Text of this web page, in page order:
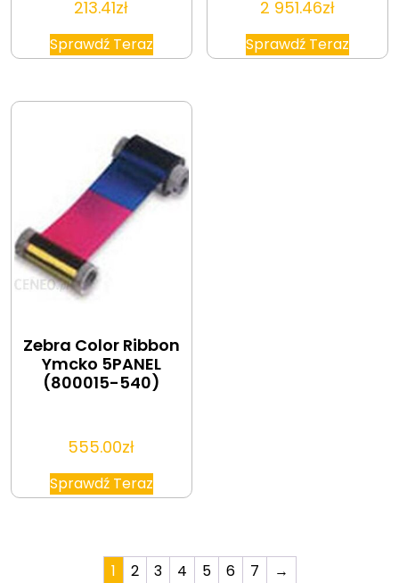
213.41zł
Sprawdź Teraz
2 951.46zł
Sprawdź Teraz
Zebra Color Ribbon
Ymcko 5PANEL
(800015-540)
555.00zł
Sprawdź Teraz
1 2 3 4 5 6 7 →